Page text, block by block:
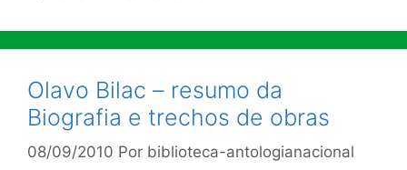
Olavo Bilac – resumo da
Biografia e trechos de obras
08/09/2010 Por biblioteca-antologianacional